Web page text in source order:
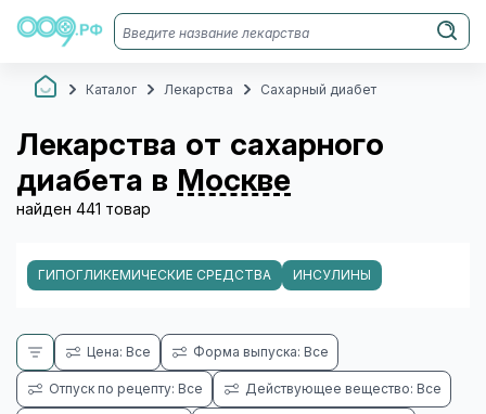
Каталог Лекарства Сахарный диабет
Лекарства от сахарного
диабета в Москве
найден 441 товар
ГИПОГЛИКЕМИЧЕСКИЕ СРЕДСТВА ИНСУЛИНЫ
Цена: Все Форма выпуска: Все
Отпуск по рецепту: Все Действующее вещество: Все